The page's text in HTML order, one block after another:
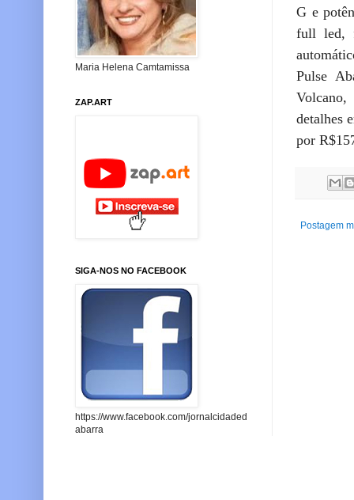
G e
full led,
Pulse
Volcano,
detalhes
por
Postagem
Maria Helena Camtamissa
ZAP.ART
SIGA-NOS NO FACEBOOK
https://www.facebook.com/jornalcidaded
abarra